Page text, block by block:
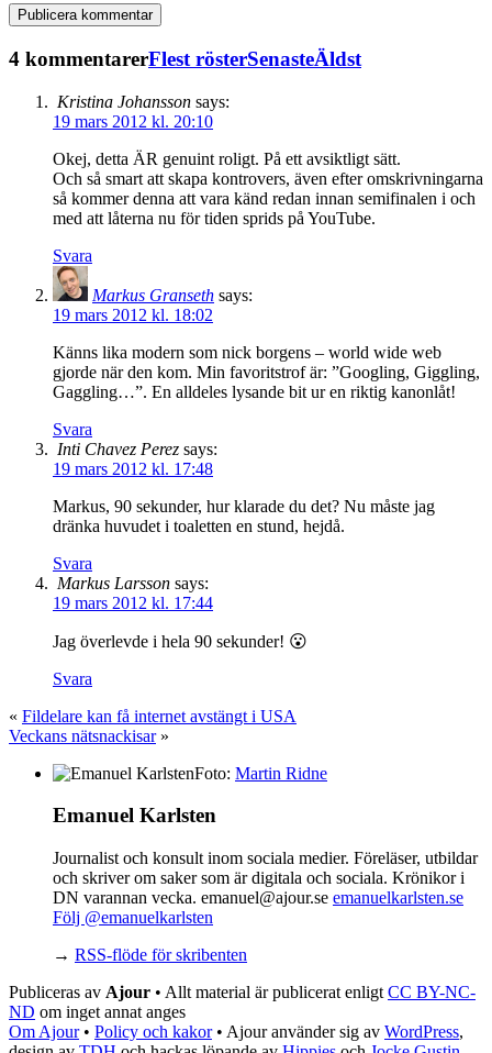
4 kommentarerFlest rösterSenasteÄldst
Kristina Johansson says:
19 mars 2012 kl. 20:10
Okej, detta ÄR genuint roligt. På ett avsiktligt sätt.
Och så smart att skapa kontrovers, även efter omskrivningarna
så kommer denna att vara känd redan innan semifinalen i och
med att låterna nu för tiden sprids på YouTube.
Svara
Markus Granseth says:
19 mars 2012 kl. 18:02
Känns lika modern som nick borgens – world wide web
gjorde när den kom. Min favoritstrof är: ”Googling, Giggling,
Gaggling…”. En alldeles lysande bit ur en riktig kanonlåt!
Svara
Inti Chavez Perez says:
19 mars 2012 kl. 17:48
Markus, 90 sekunder, hur klarade du det? Nu måste jag
dränka huvudet i toaletten en stund, hejdå.
Svara
Markus Larsson says:
19 mars 2012 kl. 17:44
Jag överlevde i hela 90 sekunder! 😮
Svara
« Fildelare kan få internet avstängt i USA
Veckans nätsnackisar»
Foto: Martin Ridne
Emanuel Karlsten
Journalist och konsult inom sociala medier. Föreläser, utbildar
och skriver om saker som är digitala och sociala. Krönikor i
DN varannan vecka. emanuel@ajour.se emanuelkarlsten.se
Följ @emanuelkarlsten
→ RSS-flöde för skribenten
Publiceras av Ajour • Allt material är publicerat enligt CC BY-NC-
ND om inget annat anges
Om Ajour• Policy och kakor• Ajour använder sig av WordPress,